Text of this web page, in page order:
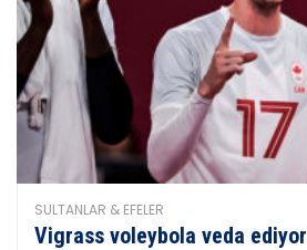
SULTANLAR & EFELER
Vigrass voleybola veda ediyor